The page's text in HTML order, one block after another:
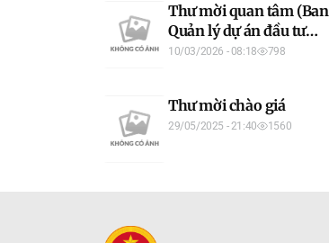
Thư mời quan tâm (Ban
Quản lý dự án đầu tư
xây dựng công trình)
10/03/2026 - 08:18 798
Thư mời chào giá
29/05/2025 - 21:40 1560